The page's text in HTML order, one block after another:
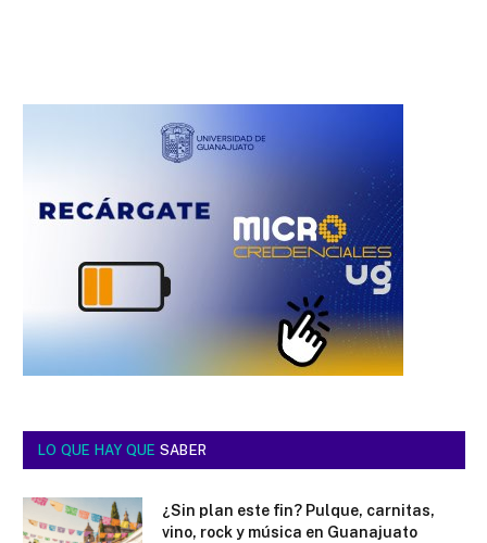
LO QUE HAY QUE SABER
¿Sin plan este fin? Pulque, carnitas,
vino, rock y música en Guanajuato